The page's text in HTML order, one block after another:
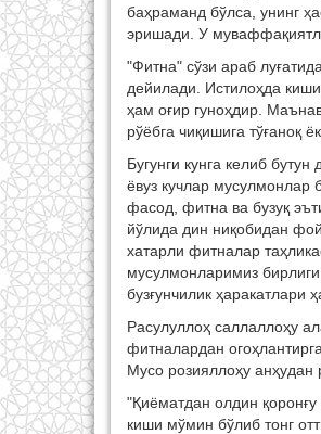
баҳраманд бўлса, унинг
эришади. У
"Фитна" сўзи араб
дейилади. Истилоҳда
ҳам оғир гуноҳдир.
рўёбга чиқишига тўғаноқ
Бугунги кунга келиб
ёвуз кучлар мусулмонлар
фасод, фитна ва бузуқ
йўлида дин ниқобидан
хатарли фитналар
мусулмонларимиз
бузғунчилик ҳаракатлари
Расулуллоҳ саллаллоҳу
фитналардан
Мусо розияллоҳу анҳудан
"Қиёматдан олдин
киши мўмин бўлиб тонг